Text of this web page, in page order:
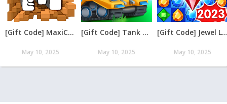
[Gift Code] MaxiCraft Adventure Time mới nhất 08/2026
May 10, 2025
[Gift Code] Tank Raid: Epic Tank War Games mới nhất 08/2026
May 10, 2025
[Gift Code] Jewel Legend – Xếp
May 10, 2025